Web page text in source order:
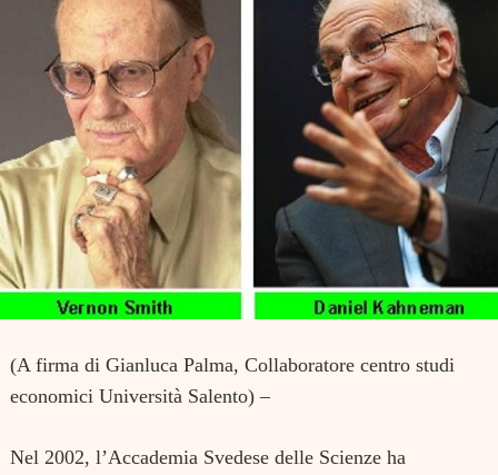
(A firma di Gianluca Palma, Collaboratore centro studi
economici Università Salento) –
Nel 2002, l’Accademia Svedese delle Scienze ha